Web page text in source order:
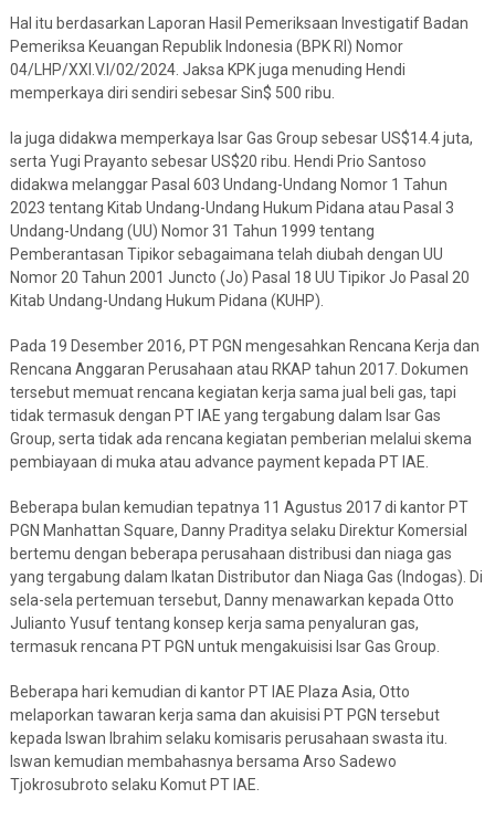
Hal itu berdasarkan Laporan Hasil Pemeriksaan Investigatif Badan
Pemeriksa Keuangan Republik Indonesia (BPK RI) Nomor
04/LHP/XXI.V.I/02/2024. Jaksa KPK juga menuding Hendi
memperkaya diri sendiri sebesar Sin$ 500 ribu.
Ia juga didakwa memperkaya Isar Gas Group sebesar US$14.4 juta,
serta Yugi Prayanto sebesar US$20 ribu. Hendi Prio Santoso
didakwa melanggar Pasal 603 Undang-Undang Nomor 1 Tahun
2023 tentang Kitab Undang-Undang Hukum Pidana atau Pasal 3
Undang-Undang (UU) Nomor 31 Tahun 1999 tentang
Pemberantasan Tipikor sebagaimana telah diubah dengan UU
Nomor 20 Tahun 2001 Juncto (Jo) Pasal 18 UU Tipikor Jo Pasal 20
Kitab Undang-Undang Hukum Pidana (KUHP).
Pada 19 Desember 2016, PT PGN mengesahkan Rencana Kerja dan
Rencana Anggaran Perusahaan atau RKAP tahun 2017. Dokumen
tersebut memuat rencana kegiatan kerja sama jual beli gas, tapi
tidak termasuk dengan PT IAE yang tergabung dalam Isar Gas
Group, serta tidak ada rencana kegiatan pemberian melalui skema
pembiayaan di muka atau advance payment kepada PT IAE.
Beberapa bulan kemudian tepatnya 11 Agustus 2017 di kantor PT
PGN Manhattan Square, Danny Praditya selaku Direktur Komersial
bertemu dengan beberapa perusahaan distribusi dan niaga gas
yang tergabung dalam Ikatan Distributor dan Niaga Gas (Indogas). Di
sela-sela pertemuan tersebut, Danny menawarkan kepada Otto
Julianto Yusuf tentang konsep kerja sama penyaluran gas,
termasuk rencana PT PGN untuk mengakuisisi Isar Gas Group.
Beberapa hari kemudian di kantor PT IAE Plaza Asia, Otto
melaporkan tawaran kerja sama dan akuisisi PT PGN tersebut
kepada Iswan Ibrahim selaku komisaris perusahaan swasta itu.
Iswan kemudian membahasnya bersama Arso Sadewo
Tjokrosubroto selaku Komut PT IAE.